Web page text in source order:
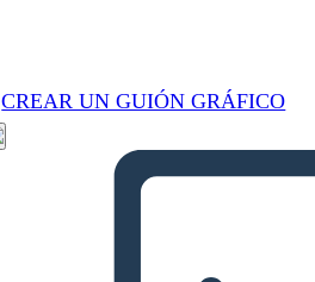
CREAR UN GUIÓN GRÁFICO